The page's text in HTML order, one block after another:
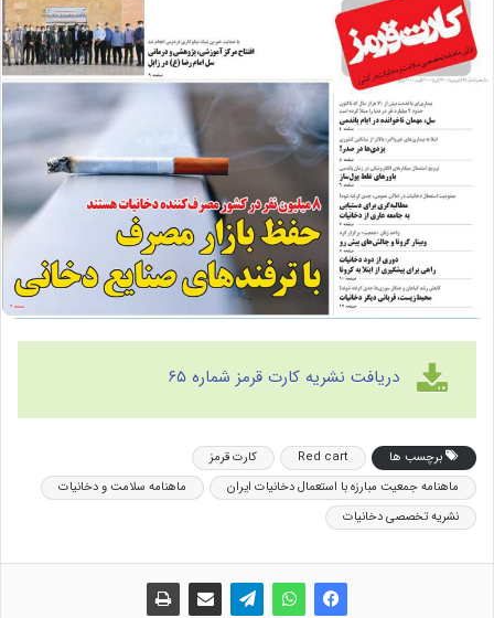
دریافت نشریه کارت قرمز شماره ۶۵
برچسب ها Red cart
کارت قرمز
ماهنامه جمعیت مبارزه با استعمال دخانیات ایران
ماهنامه سلامت و دخانیات
نشریه تخصصی دخانیات